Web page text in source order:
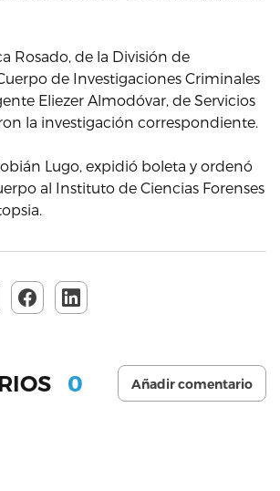
Rosado, de la División de
de Investigaciones Criminales
Eliezer Almodóvar, de Servicios
la investigación correspondiente.
Lugo, expidió boleta y ordenó
al Instituto de Ciencias Forenses
0 Añadir comentario